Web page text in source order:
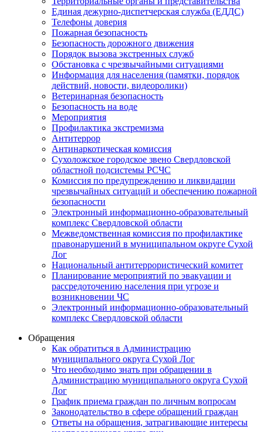
Единая дежурно-диспетчерская служба (ЕДДС)
Телефоны доверия
Пожарная безопасность
Безопасность дорожного движения
Порядок вызова экстренных служб
Обстановка с чрезвычайными ситуациями
Информация для населения (памятки, порядок
действий, новости, видеоролики)
Ветеринарная безопасность
Безопасность на воде
Мероприятия
Профилактика экстремизма
Антитеррор
Антинаркотическая комиссия
Сухоложское городское звено Свердловской
областной подсистемы РСЧС
Комиссия по предупреждению и ликвидации
чрезвычайных ситуаций и обеспечению пожарной
безопасности
Электронный информационно-образовательный
комплекс Cвердловской области
Межведомственная комиссия по профилактике
правонарушений в муниципальном округе Сухой
Лог
Национальный антитеррористический комитет
Планирование мероприятий по эвакуации и
рассредоточению населения при угрозе и
возникновении ЧС
Электронный информационно-образовательный
комплекс Свердловской области
Обращения
Как обратиться в Администрацию
муниципального округа Сухой Лог
Что необходимо знать при обращении в
Администрацию муниципального округа Сухой
Лог
График приема граждан по личным вопросам
Законодательство в сфере обращений граждан
Ответы на обращения, затрагивающие интересы